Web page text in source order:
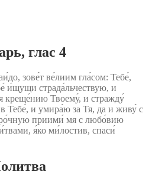
глас 4
зове́т ве́лиим гла́сом: Тебе́,
страда́льчествую, и
креще́нию Твоему́, и стражду́
Тебе́, и умира́ю за Тя, да и живу́ с
приими́ мя с любо́вию
я́ко ми́лостив, спаси́